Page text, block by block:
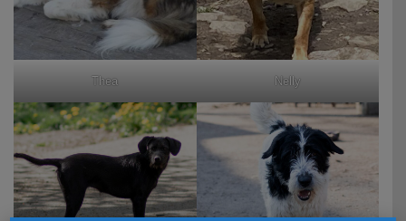
Thea Nelly